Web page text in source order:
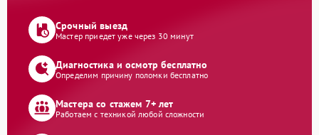
Срочный выезд
Мастер приедет уже через 30 минут
Диагностика и осмотр бесплатно
Определим причину поломки бесплатно
Мастера со стажем 7+ лет
Работаем с техникой любой сложности